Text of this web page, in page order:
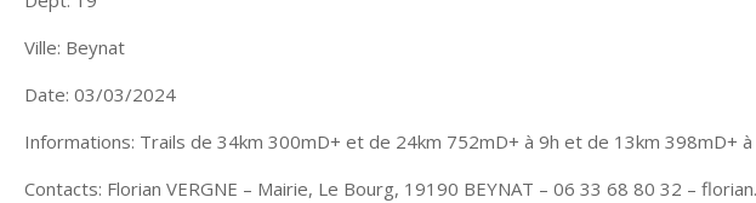
Ville: Beynat
Date: 03/03/2024
Informations: Trails de 34km 300mD+ et de 24km 752mD+ à 9h et de 13km 398mD+ à
Contacts: Florian VERGNE – Mairie, Le Bourg, 19190 BEYNAT – 06 33 68 80 32 –